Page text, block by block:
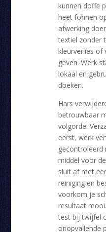
kunnen doffe
heet föhnen
afwerking
textiel zonder
kleurverlies of
geven. Werk
lokaal en
doeken.
Hars
betrouwbaar
volgorde.
eerst, werk
middel voor
sluit af met
reiniging en
voorkom je
resultaat
test bij twijfel
onopvallende